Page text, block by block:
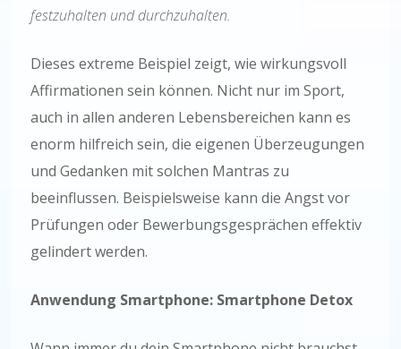
festzuhalten und durchzuhalten.
Dieses extreme Beispiel zeigt, wie wirkungsvoll
Affirmationen sein können. Nicht nur im Sport,
auch in allen anderen Lebensbereichen kann es
enorm hilfreich sein, die eigenen Überzeugungen
und Gedanken mit solchen Mantras zu
beeinflussen. Beispielsweise kann die Angst vor
Prüfungen oder Bewerbungsgesprächen effektiv
gelindert werden.
Anwendung Smartphone: Smartphone Detox